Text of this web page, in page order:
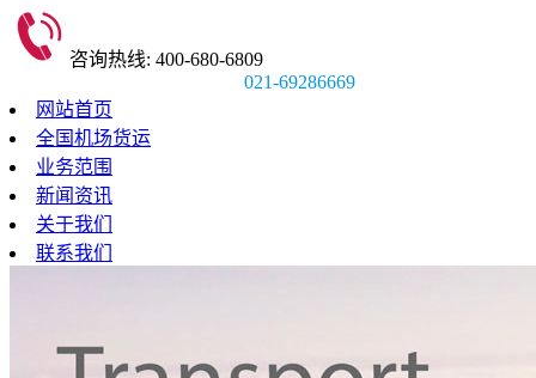
咨询热线: 400-680-6809
021-69286669
网站首页
全国机场货运
业务范围
新闻资讯
关于我们
联系我们